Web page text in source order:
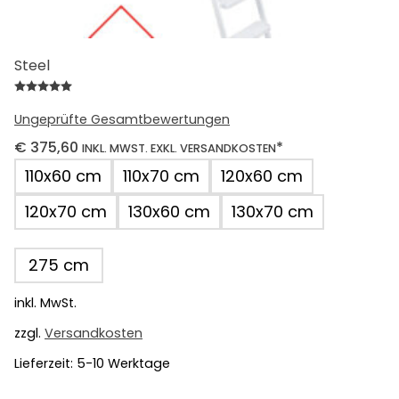
Steel
Ungeprüfte Gesamtbewertungen
€ 375,60 INKL. MWST. EXKL. VERSANDKOSTEN*
110x60 cm 110x70 cm
120x60 cm
120x70 cm
130x60 cm 130x70 cm
275 cm
inkl. MwSt.
zzgl. Versandkosten
Lieferzeit: 5-10 Werktage